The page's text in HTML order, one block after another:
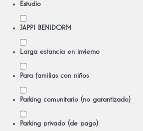
Estudio
JAPPI BENIDORM
Larga estancia en invierno
Para familias con niños
Parking comunitario (no garantizado)
Parking privado (de pago)